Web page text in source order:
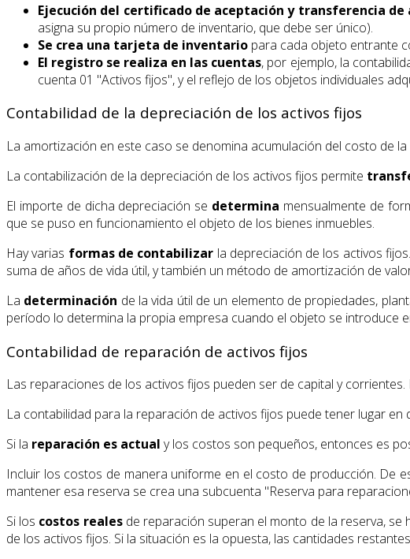
Ejecución del certificado de aceptación y transferencia
asigna su propio número de inventario, que debe ser único).
Se crea una tarjeta de inventario para cada objeto entrante
El registro se realiza en las cuentas, por ejemplo, la
cuenta 01 "Activos fijos", y el reflejo de los objetos individuales
Contabilidad de la depreciación de los activos fijos
La amortización en este caso se denomina acumulación del costo de
La contabilización de la depreciación de los activos fijos permite
El importe de dicha depreciación se determina mensualmente de
que se puso en funcionamiento el objeto de los bienes inmuebles.
Hay varias formas de contabilizar la depreciación de los activos
suma de años de vida útil, y también un método de amortización de
La determinación de la vida útil de un elemento de propiedades,
período lo determina la propia empresa cuando el objeto se introduce
Contabilidad de reparación de activos fijos
Las reparaciones de los activos fijos pueden ser de capital y
La contabilidad para la reparación de activos fijos puede tener lugar en
Si la reparación es actual y los costos son pequeños, entonces es
Incluir los costos de manera uniforme en el costo de producción. De
mantener esa reserva se crea una subcuenta "Reserva para
Si los costos realesde reparación superan el monto de la reserva, se
de los activos fijos. Si la situación es la opuesta, las cantidades